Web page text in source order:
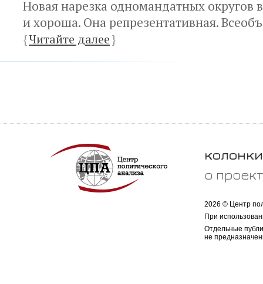
Новая нарезка одномандатных округов
и хороша. Она репрезентативная.
{Читайте далее}
колонки
о
2026 © Центр
При
Отдельные
не